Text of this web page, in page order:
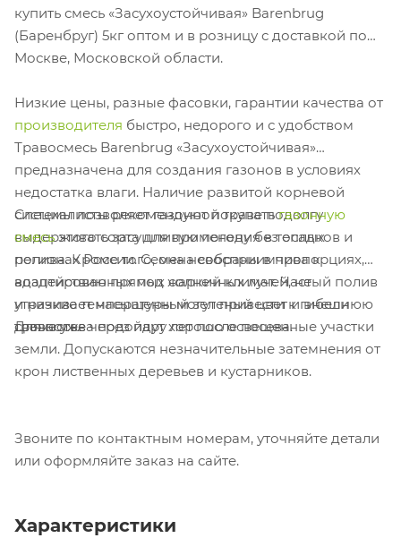
купить смесь «Засухоустойчивая» Barenbrug
(Баренбруг) 5кг оптом и в розницу с доставкой по
Москве, Московской области.
Низкие цены, разные фасовки, гарантии качества от
производителя
Травосмесь Barenbrug «Засухоустойчивая»
предназначена для создания газонов в условиях
недостатка влаги. Наличие развитой корневой
системы позволяет газонной траве подолгу
выдерживать засушливую погоду без осадков и
полива. Кроме того, она невосприимчива к
воздействию прямых солнечных лучей, не
утрачивает насыщенный зеленый цвет и внешнюю
свежесть.
Специалисты рекомендуют покупатьгазонную
смесьэтого сорта для применения в теплых
регионах России. Семена собраны в пропорциях,
адаптированных под жаркий климат. Частый полив
и низкие температуры могут привести к гибели
травы уже через пару лет после посева.
Для посева подойдут хорошо освещенные участки
земли. Допускаются незначительные затемнения от
крон лиственных деревьев и кустарников.
Звоните по контактным номерам, уточняйте детали
или оформляйте заказ на сайте.
Характеристики